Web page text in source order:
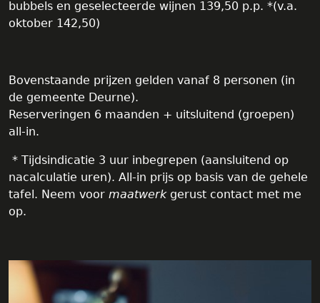
bubbels en geselecteerde wijnen 139,50 p.p. *(v.a.
oktober 142,50)
Bovenstaande prijzen gelden vanaf 8 personen (in
de gemeente Deurne).
Reserveringen 6 maanden + uitsluitend (groepen)
all-in.
* Tijdsindicatie 3 uur inbegrepen (aansluitend op
nacalculatie uren). All-in prijs op basis van de gehele
tafel. Neem voor maatwerkgerust contact met me
op.